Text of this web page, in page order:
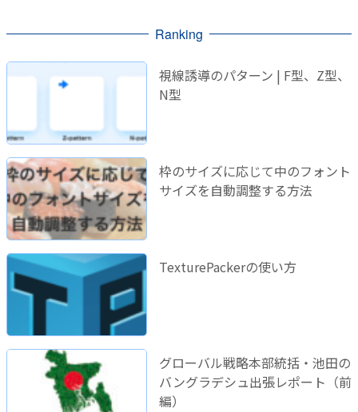
Ranking
視線誘導のパターン | F型、Z型、
N型
枠のサイズに応じて中のフォント
サイズを自動調整する方法
TexturePackerの使い方
グローバル戦略本部統括・池田の
バングラデシュ出張レポート（前
編）